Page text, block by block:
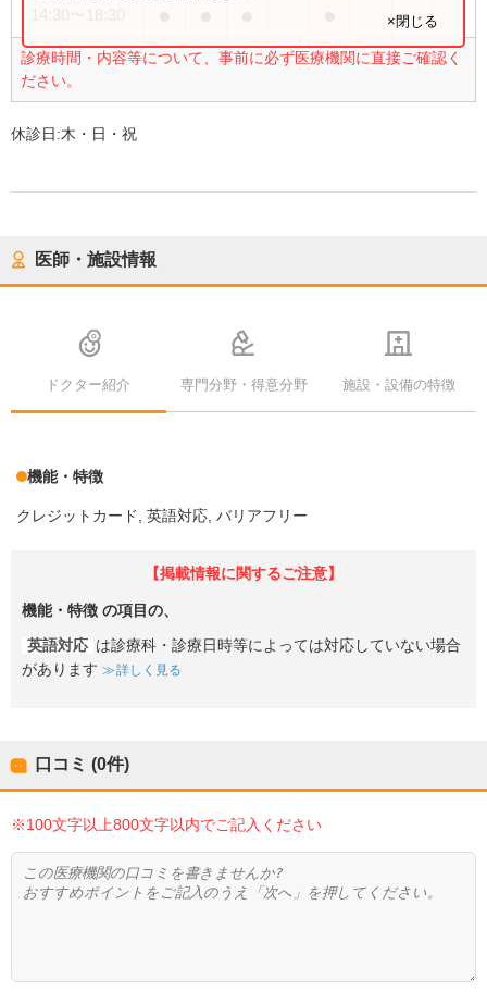
診療時間・内容等について、事前に必ず医療機関に直接ご確認く
ださい。
×閉じる
休診日:木・日・祝
医師・施設情報
ドクター紹介 専門分野・得意分野 施設・設備の特徴
機能・特徴
クレジットカード 英語対応 バリアフリー
【掲載情報に関するご注意】
機能・特徴 の項目の、
英語対応 は診療科・診療日時等によっては対応していない場合
があります
詳しく見る
口コミ (0件)
※100文字以上800文字以内でご記入ください